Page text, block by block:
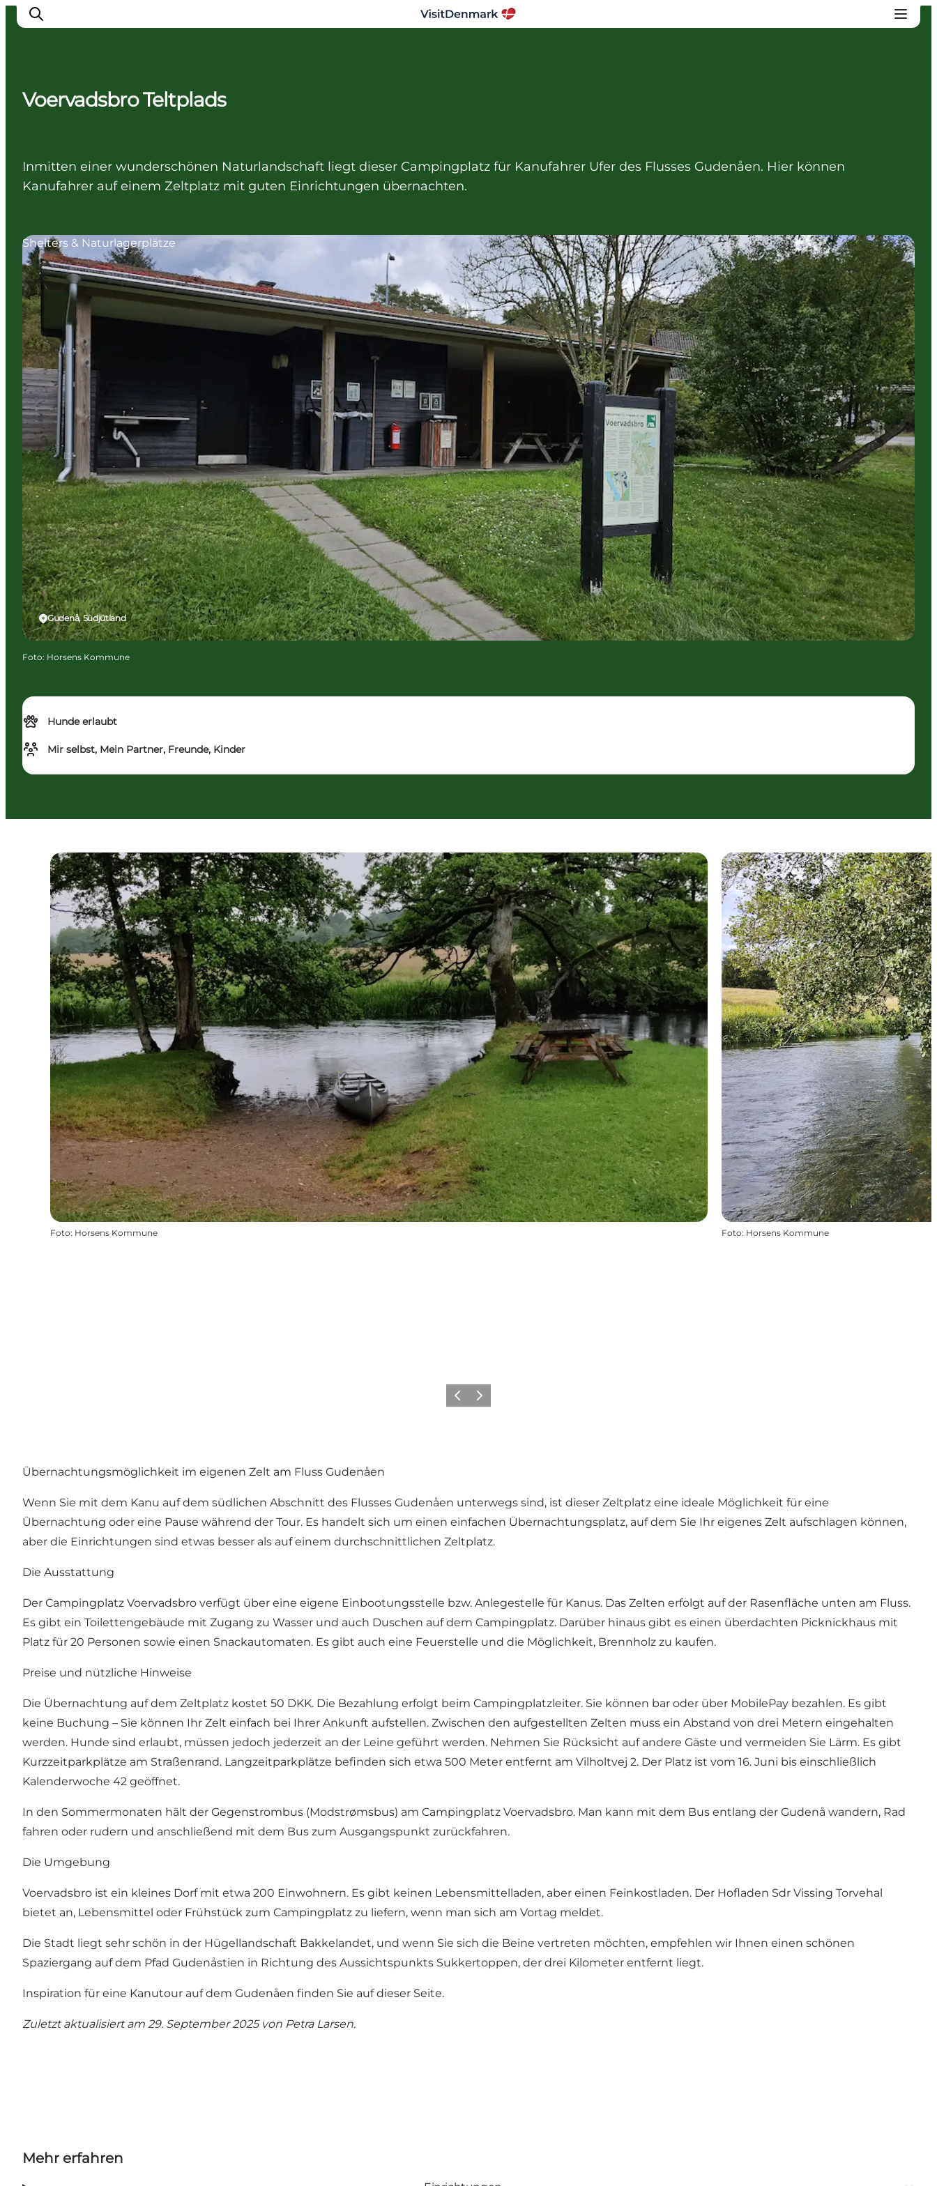
Erlebnisse
Unterkünfte
Voervadsbro Teltplads
Inmitten einer wunderschönen Naturlandschaft liegt dieser Campingplatz für Kanufahrer Ufer des Flusses Gudenåen. Hier können
Kanufahrer auf einem Zeltplatz mit guten Einrichtungen übernachten.
Hunde erlaubt
Mir selbst, Mein Partner, Freunde, Kinder
Gudenå, Südjütland
Shelters & Naturlagerplätze
Foto: Horsens Kommune
Foto: Horsens Kommune Foto: Horsens Kommune
ZurückWeiter
Übernachtungsmöglichkeit im eigenen Zelt am Fluss Gudenåen
Wenn Sie mit dem Kanu auf dem südlichen Abschnitt des Flusses Gudenåen unterwegs sind, ist dieser Zeltplatz eine ideale Möglichkeit für eine
Übernachtung oder eine Pause während der Tour. Es handelt sich um einen einfachen Übernachtungsplatz, auf dem Sie Ihr eigenes Zelt aufschlagen können,
aber die Einrichtungen sind etwas besser als auf einem durchschnittlichen Zeltplatz.
Die Ausstattung
Der Campingplatz Voervadsbro verfügt über eine eigene Einbootungsstelle bzw. Anlegestelle für Kanus. Das Zelten erfolgt auf der Rasenfläche unten am Fluss.
Es gibt ein Toilettengebäude mit Zugang zu Wasser und auch Duschen auf dem Campingplatz. Darüber hinaus gibt es einen überdachten Picknickhaus mit
Platz für 20 Personen sowie einen Snackautomaten. Es gibt auch eine Feuerstelle und die Möglichkeit, Brennholz zu kaufen.
Preise und nützliche Hinweise
Die Übernachtung auf dem Zeltplatz kostet 50 DKK. Die Bezahlung erfolgt beim Campingplatzleiter. Sie können bar oder über MobilePay bezahlen. Es gibt
keine Buchung – Sie können Ihr Zelt einfach bei Ihrer Ankunft aufstellen. Zwischen den aufgestellten Zelten muss ein Abstand von drei Metern eingehalten
werden. Hunde sind erlaubt, müssen jedoch jederzeit an der Leine geführt werden. Nehmen Sie Rücksicht auf andere Gäste und vermeiden Sie Lärm. Es gibt
Kurzzeitparkplätze am Straßenrand. Langzeitparkplätze befinden sich etwa 500 Meter entfernt am Vilholtvej 2. Der Platz ist vom 16. Juni bis einschließlich
Kalenderwoche 42 geöffnet.
In den Sommermonaten hält der Gegenstrombus (Modstrømsbus) am Campingplatz Voervadsbro. Man kann mit dem Bus entlang der Gudenå wandern, Rad
fahren oder rudern und anschließend mit dem Bus zum Ausgangspunkt zurückfahren.
Die Umgebung
Voervadsbro ist ein kleines Dorf mit etwa 200 Einwohnern. Es gibt keinen Lebensmittelladen, aber einen Feinkostladen. Der Hofladen Sdr Vissing Torvehal
bietet an, Lebensmittel oder Frühstück zum Campingplatz zu liefern, wenn man sich am Vortag meldet.
Die Stadt liegt sehr schön in der Hügellandschaft Bakkelandet, und wenn Sie sich die Beine vertreten möchten, empfehlen wir Ihnen einen schönen
Spaziergang auf dem Pfad Gudenåstien in Richtung des Aussichtspunkts Sukkertoppen, der drei Kilometer entfernt liegt.
Inspiration für eine Kanutour auf dem Gudenåen finden Sie auf dieser Seite.
Zuletzt aktualisiert am 29. September 2025 von Petra Larsen.
Mehr erfahren